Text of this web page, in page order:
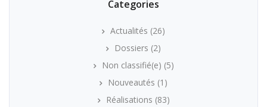
Categories
Actualités (26)
Dossiers (2)
Non classifié(e) (5)
Nouveautés (1)
Réalisations (83)